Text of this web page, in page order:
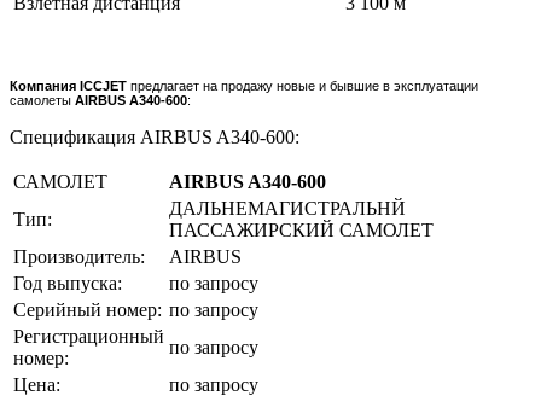
Компания ICCJET предлагает на продажу новые и бывшие в эксплуатации
самолеты AIRBUS A340-600:
Спецификация AIRBUS A340-600:
САМОЛЕТ
AIRBUS A340-600
Тип:
ДАЛЬНЕМАГИСТРАЛЬНЙ
ПАССАЖИРСКИЙ САМОЛЕТ
Производитель:
AIRBUS
Год выпуска:
по запросу
Серийный номер: по запросу
Регистрационный
номер:
по запросу
Цена:
по запросу